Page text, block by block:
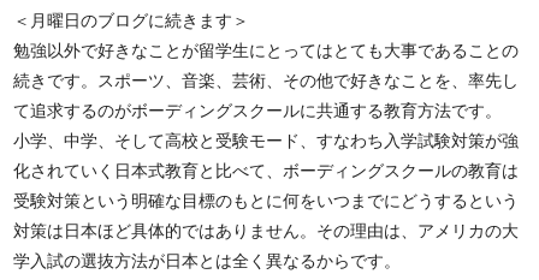
＜月曜日のブログに続きます＞
勉強以外で好きなことが留学生にとってはとても大事であることの
続きです。スポーツ、音楽、芸術、その他で好きなことを、率先し
て追求するのがボーディングスクールに共通する教育方法です。
小学、中学、そして高校と受験モード、すなわち入学試験対策が強
化されていく日本式教育と比べて、ボーディングスクールの教育は
受験対策という明確な目標のもとに何をいつまでにどうするという
対策は日本ほど具体的ではありません。その理由は、アメリカの大
学入試の選抜方法が日本とは全く異なるからです。